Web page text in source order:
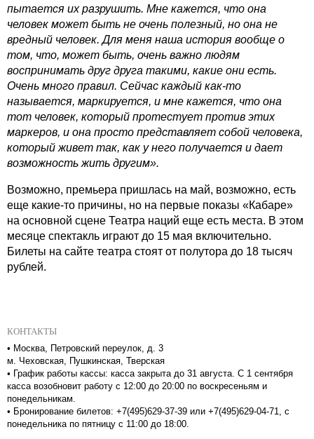
пытается их разрушить. Мне кажется, что она
человек может быть не очень полезный, но она не
вредный человек. Для меня наша история вообще о
том, что, может быть, очень важно людям
воспринимать друг друга такими, какие они есть.
Очень много правил. Сейчас каждый как-то
называется, маркируется, и мне кажется, что она
тот человек, который протестует против этих
маркеров, и она просто представляет собой человека,
который живет так, как у него получается и дает
возможность жить другим».
Возможно, премьера пришлась на май, возможно, есть
еще какие-то причины, но на первые показы «Кабаре»
на основной сцене Театра наций еще есть места. В этом
месяце спектакль играют до 15 мая включительно.
Билеты на сайте театра стоят от полутора до 18 тысяч
рублей.
КОНТАКТЫ
• Москва, Петровский переулок, д. 3
м. Чеховская, Пушкинская, Тверская
• График работы кассы: касса закрыта до 31 августа. С 1 сентября
касса возобновит работу с 12:00 до 20:00 по воскресеньям и
понедельникам.
• Бронирование билетов: +7(495)629-37-39 или +7(495)629-04-71, с
понедельника по пятницу с 11:00 до 18:00.